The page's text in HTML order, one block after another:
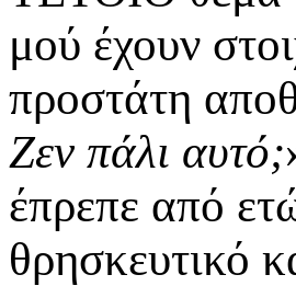
μού έχουν
προστάτη
Ζεν πάλι αυτό;
έπρεπε από
θρησκευτικό